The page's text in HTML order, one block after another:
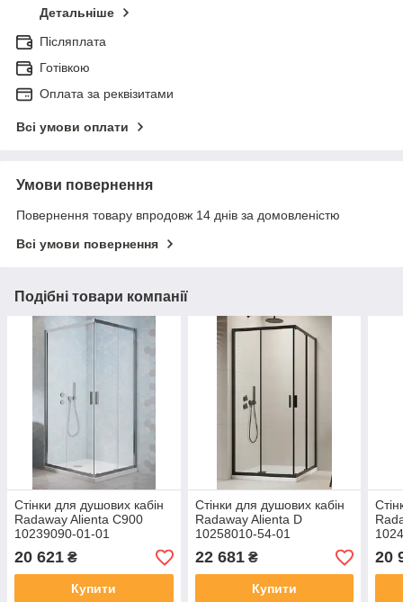
Детальніше
Післяплата
Готівкою
Оплата за реквізитами
Всі умови оплати
Умови повернення
Повернення товару впродовж 14 днів за домовленістю
Всі умови повернення
Подібні товари компанії
Стінки для душових кабін
Radaway Alienta C900
10239090-01-01
20 621 ₴
Купити
Стінки для душових кабін
Radaway Alienta D
10258010-54-01
22 681₴
Купити
20